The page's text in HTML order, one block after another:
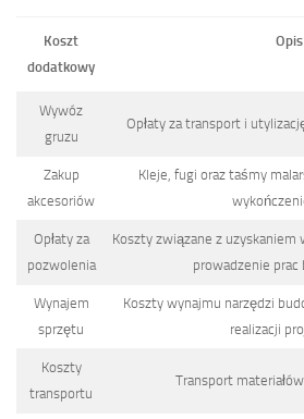
Koszt
dodatkowy
Opis
Wywóz
gruzu
Opłaty za transport i
Zakup
akcesoriów
Kleje, fugi oraz taśmy
Opłaty za
pozwolenia
Koszty związane z uzyskaniem
prowadzenie prac
Wynajem
sprzętu
Koszty wynajmu narzędzi
realizacji
Koszty
transportu
Transport